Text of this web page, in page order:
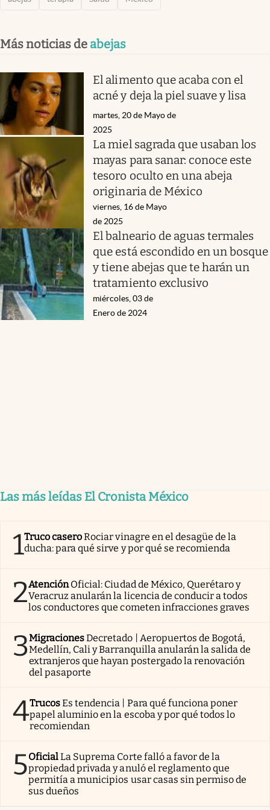
Más noticias de abejas
El alimento que acaba con el
acné y deja la piel suave y lisa
martes, 20 de Mayo de
2025
La miel sagrada que usaban los
mayas para sanar: conoce este
tesoro oculto en una abeja
originaria de México
viernes, 16 de Mayo
de 2025
El balneario de aguas termales
que está escondido en un bosque
y tiene abejas que te harán un
tratamiento exclusivo
miércoles, 03 de
Enero de 2024
Las más leídas El Cronista México
1Truco caseroRociar vinagre en el desagüe de la
ducha: para qué sirve y por qué se recomienda
2AtenciónOficial: Ciudad de México, Querétaro y
Veracruz anularán la licencia de conducir a todos
los conductores que cometen infracciones graves
3MigracionesDecretado | Aeropuertos de Bogotá,
Medellín, Cali y Barranquilla anularán la salida de
extranjeros que hayan postergado la renovación
del pasaporte
4TrucosEs tendencia | Para qué funciona poner
papel aluminio en la escoba y por qué todos lo
recomiendan
5OficialLa Suprema Corte falló a favor de la
propiedad privada y anuló el reglamento que
permitía a municipios usar casas sin permiso de
sus dueños